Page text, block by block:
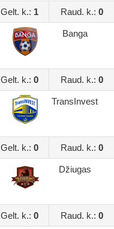
Gelt. k.: 1 Raud. k.: 0
Banga
Gelt. k.: 0 Raud. k.: 0
TransInvest
Gelt. k.: 0 Raud. k.: 0
Džiugas
Gelt. k.: 0 Raud. k.: 0